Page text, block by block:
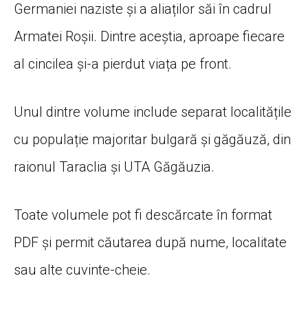
Germaniei naziste și a aliaților săi în cadrul
Armatei Roșii. Dintre aceștia, aproape fiecare
al cincilea și-a pierdut viața pe front.
Unul dintre volume include separat localitățile
cu populație majoritar bulgară și găgăuză, din
raionul Taraclia și UTA Găgăuzia.
Toate volumele pot fi descărcate în format
PDF și permit căutarea după nume, localitate
sau alte cuvinte-cheie.